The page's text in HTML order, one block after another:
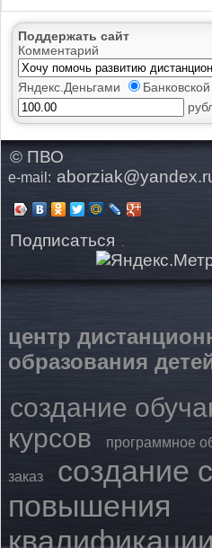
Поддержать сайт
Комментарий
Яндекс.Деньгами
© ПВО
e-mail:
Подписаться
центр
образования
создание
курсов
программное
заказ создание
повышения